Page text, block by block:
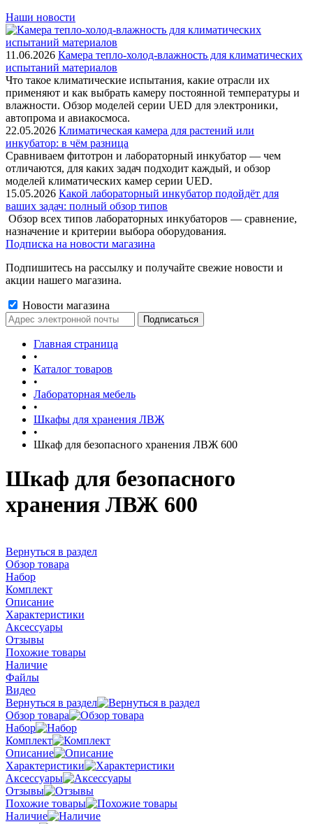
Наши новости
11.06.2026 Камера тепло-холод-влажность для климатических
испытаний материалов
Что такое климатические испытания, какие отрасли их
применяют и как выбрать камеру постоянной температуры и
влажности. Обзор моделей серии UED для электроники,
автопрома и авиакосмоса.
22.05.2026 Климатическая камера для растений или
инкубатор: в чём разница
Сравниваем фитотрон и лабораторный инкубатор — чем
отличаются, для каких задач подходит каждый, и обзор
моделей климатических камер серии UED.
15.05.2026 Какой лабораторный инкубатор подойдёт для
ваших задач: полный обзор типов
Обзор всех типов лабораторных инкубаторов — сравнение,
назначение и критерии выбора оборудования.
Подписка на новости магазина
Подпишитесь на рассылку и получайте свежие новости и
акции нашего магазина.
Новости магазина
Главная страница
•
Каталог товаров
•
Лабораторная мебель
•
Шкафы для хранения ЛВЖ
•
Шкаф для безопасного хранения ЛВЖ 600
Шкаф для безопасного
хранения ЛВЖ 600
Вернуться в раздел
Обзор товара
Набор
Комплект
Описание
Характеристики
Аксессуары
Отзывы
Похожие товары
Наличие
Файлы
Видео
Вернуться в раздел
Обзор товара
Набор
Комплект
Описание
Характеристики
Аксессуары
Отзывы
Похожие товары
Наличие